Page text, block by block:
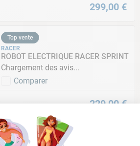
299,00 €
Top vente
RACER
ROBOT ELECTRIQUE RACER SPRINT
Chargement des avis...
Comparer
229 00 €
Essentiel Cash